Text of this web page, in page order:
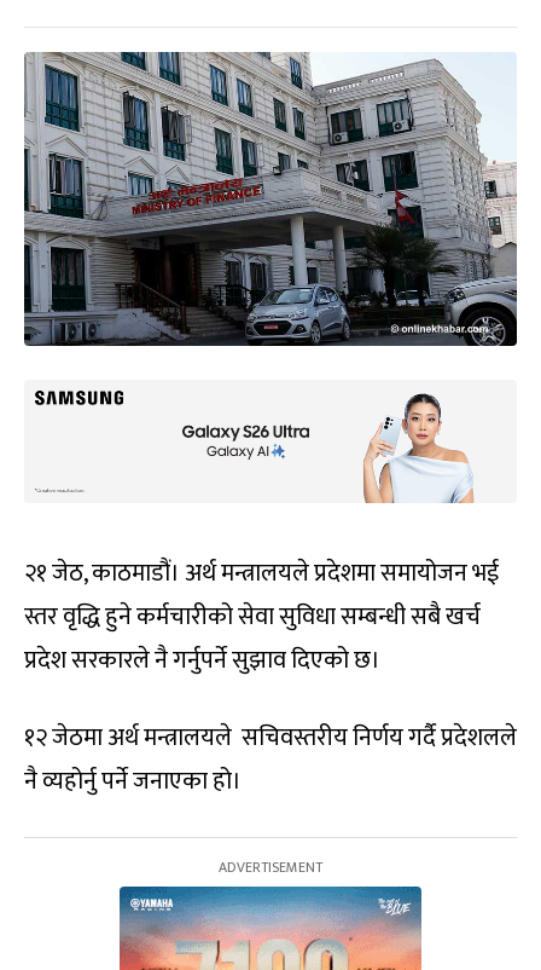
२१ जेठ, काठमाडौं। अर्थ मन्त्रालयले प्रदेशमा समायोजन भई
स्तर वृद्धि हुने कर्मचारीको सेवा सुविधा सम्बन्धी सबै खर्च
प्रदेश सरकारले नै गर्नुपर्ने सुझाव दिएको छ।
१२ जेठमा अर्थ मन्त्रालयले सचिवस्तरीय निर्णय गर्दै प्रदेशलले
नै व्यहोर्नु पर्ने जनाएका हो।